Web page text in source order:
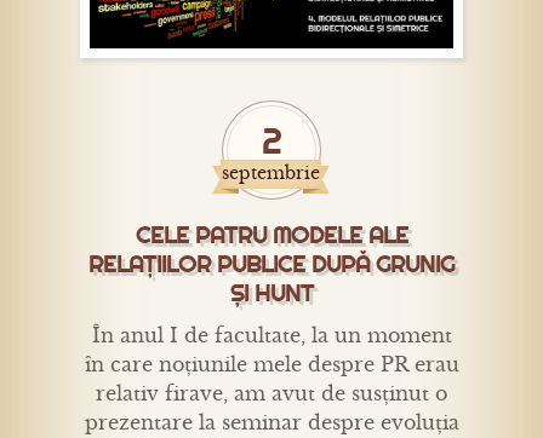
2
septembrie
CELE PATRU MODELE ALE
RELAȚIILOR PUBLICE DUPĂ GRUNIG
ȘI HUNT
În anul I de facultate, la un moment
în care noțiunile mele despre PR erau
relativ firave, am avut de susținut o
prezentare la seminar despre evoluția